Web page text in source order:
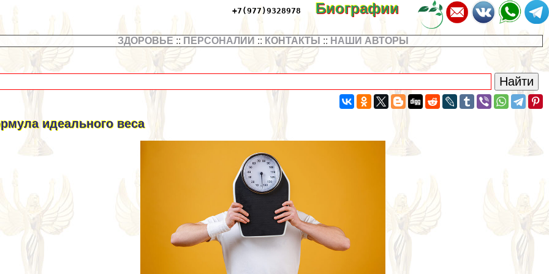
+7(977)9328978 Биографии
ЗДОРОВЬЕ :: ПЕРСОНАЛИИ :: КОНТАКТЫ :: НАШИ АВТОРЫ
идеального веса